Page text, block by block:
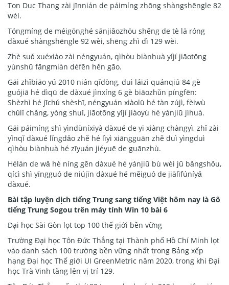
Ton Duc Thang zài jīnnián de páimíng zhōng shàngshēngle 82
wèi.
Tóngmíng de méigōnghé sānjiǎozhōu shěng de tè lā róng
dàxué shàngshēngle 92 wèi, shēng zhì dì 129 wèi.
Zhè suǒ xuéxiào zài néngyuán, qìhòu biànhuà yǐjí jiāotōng
yùnshū fāngmiàn défēn hěn gāo.
Gāi zhǐbiāo yú 2010 nián qǐdòng, duì láizì quánqiú 84 gè
guójiā hé dìqū de dàxué jìnxíng 6 gè biāozhǔn píngfēn:
Shèzhì hé jīchǔ shèshī, néngyuán xiàolǜ hé tàn zújì, fèiwù
chǔlǐ chǎng, yòng shuǐ, jiāotōng yǐjí jiàoyù hé yánjiū jìhuà.
Gāi páimíng shì yìndùníxīyà dàxué de yī xiàng chàngyì, zhǐ zài
yǐnqǐ dàxué lǐngdǎo zhě hé lìyì xiāngguān zhě duì yìngduì
qìhòu biànhuà hé zīyuán jiéyuē de guānzhù.
Hélán de wǎ hè níng gēn dàxué hé yánjiū bù wèi jū bǎngshǒu,
qícì shì yīngguó de niújīn dàxué hé měiguó de jiālìfúníyǎ
dàxué.
Bài tập luyện dịch tiếng Trung sang tiếng Việt hôm nay là Gõ
tiếng Trung Sogou trên máy tính Win 10 bài 6
Đại học Sài Gòn lọt top 100 thế giới bền vững
Trường Đại học Tôn Đức Thắng tại Thành phố Hồ Chí Minh lọt
vào danh sách 100 trường bền vững nhất trong Bảng xếp
hạng Đại học Thế giới UI GreenMetric năm 2020, trong khi Đại
học Trà Vinh tăng lên vị trí 129.